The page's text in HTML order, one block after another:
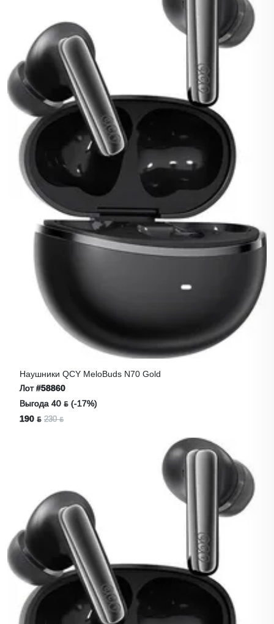
Наушники QCY MeloBuds N70 Gold
Лот#58860
Выгода 40 ƃ (-17%)
190 ƃ 230 ƃ